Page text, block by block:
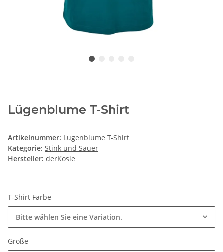
Lügenblume T-Shirt
Artikelnummer: Lugenblume T-Shirt
Kategorie: Stink und Sauer
Hersteller: derKosie
T-Shirt Farbe
Bitte wählen Sie eine Variation.
Größe